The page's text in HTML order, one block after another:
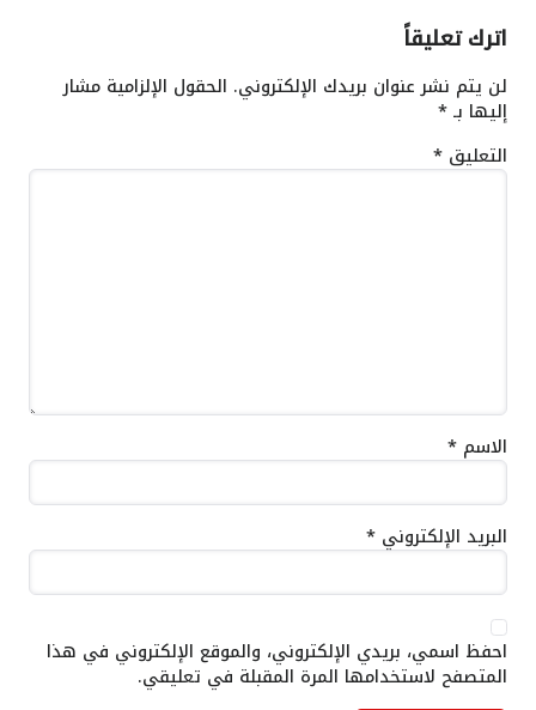
اترك تعليقاً
لن يتم نشر عنوان بريدك الإلكتروني. الحقول الإلزامية مشار
إليها بـ*
التعليق *
الاسم *
البريد الإلكتروني *
احفظ اسمي، بريدي الإلكتروني، والموقع الإلكتروني في هذا
المتصفح لاستخدامها المرة المقبلة في تعليقي.